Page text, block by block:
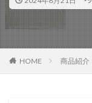
HOME 商品紹介